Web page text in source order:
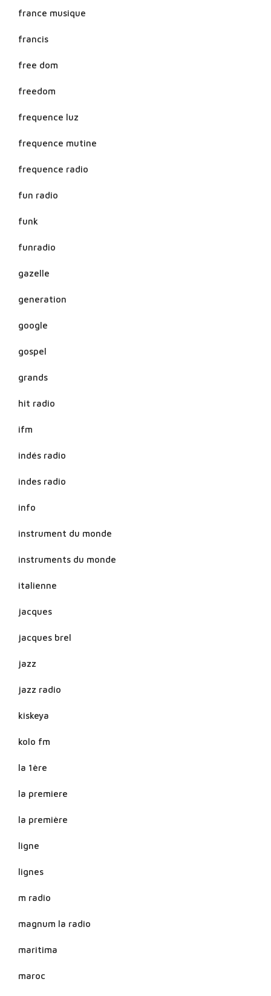
france musique
francis
free dom
freedom
frequence luz
frequence mutine
frequence radio
fun radio
funk
funradio
gazelle
generation
google
gospel
grands
hit radio
ifm
indés radio
indes radio
info
instrument du monde
instruments du monde
italienne
jacques
jacques brel
jazz
jazz radio
kiskeya
kolo fm
la 1ère
la premiere
la première
ligne
lignes
m radio
magnum la radio
maritima
maroc